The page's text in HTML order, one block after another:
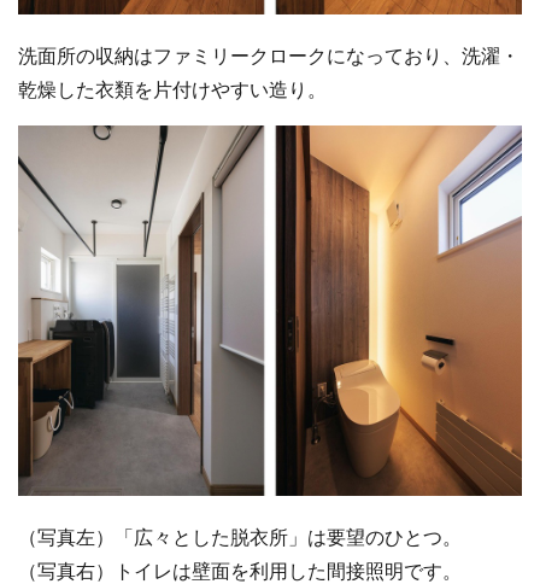
洗面所の収納はファミリークロークになっており、洗濯・
乾燥した衣類を片付けやすい造り。
（写真左）「広々とした脱衣所」は要望のひとつ。
（写真右）トイレは壁面を利用した間接照明です。